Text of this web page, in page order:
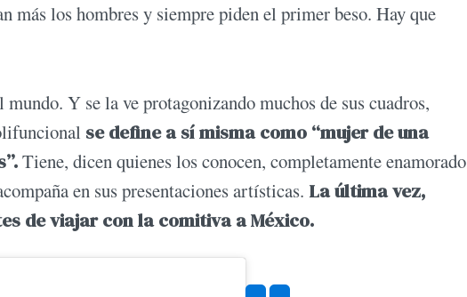
más los hombres y siempre piden el primer beso. Hay que
Y se la ve protagonizando muchos de sus cuadros,
se define a sí misma como “mujer de una
Tiene, dicen quienes los conocen, completamente enamorado
en sus presentaciones artísticas. La última vez,
de viajar con la comitiva a México.